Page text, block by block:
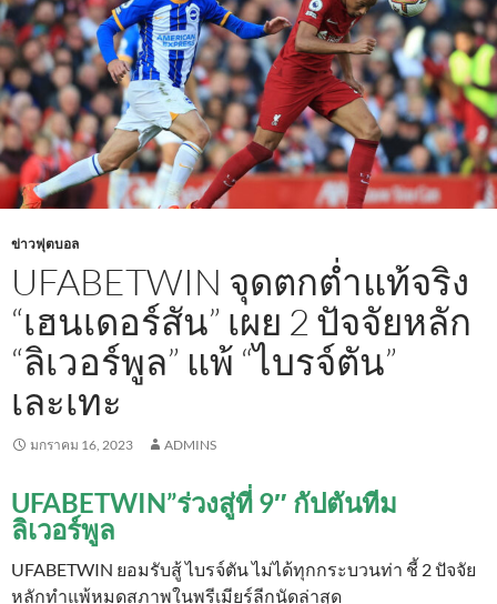
ข่าวฟุตบอล
UFABETWIN จุดตกต่ำแท้จริง
“เฮนเดอร์สัน” เผย 2 ปัจจัยหลัก
“ลิเวอร์พูล” แพ้ “ไบรจ์ตัน”
เละเทะ
มกราคม 16, 2023 ADMINS
UFABETWIN”ร่วงสู่ที่ 9″ กัปตันทีม
ลิเวอร์พูล
UFABETWIN ยอมรับสู้ ไบรจ์ตัน ไม่ได้ทุกกระบวนท่า ชี้ 2 ปัจจัย
หลักทำแพ้หมดสภาพในพรีเมียร์ลีกนัดล่าสุด